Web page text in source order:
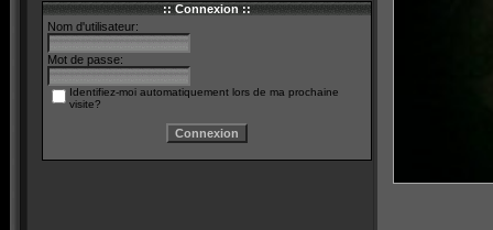
:: Connexion ::
Nom d'utilisateur:
Mot de passe:
Identifiez-moi automatiquement lors de ma prochaine
visite?